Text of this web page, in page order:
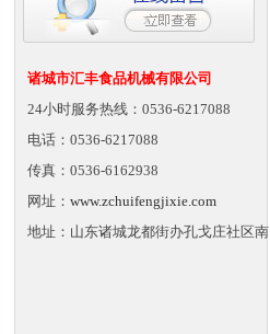
诸城市汇丰食品机械有限公司
24小时服务热线：0536-6217088
电话：0536-6217088
传真：0536-6162938
网址： www.zchuifengjixie.com
地址：山东诸城龙都街办孔戈庄社区南